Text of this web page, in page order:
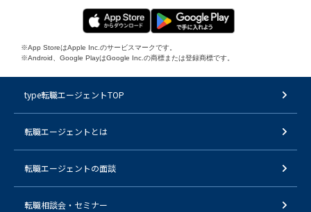
※App StoreはApple Inc.のサービスマークです。
※Android、Google PlayはGoogle Inc.の商標または登録商標です。
type転職エージェントTOP
転職エージェントとは
転職エージェントの面談
転職相談会・セミナー